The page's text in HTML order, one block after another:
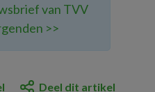
van TVV
>>
Deel dit artikel